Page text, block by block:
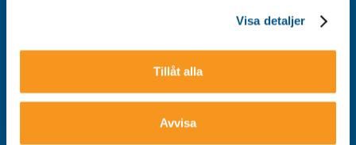
Visa detaljer
Tillåt alla
Avvisa